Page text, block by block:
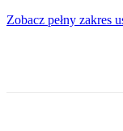
Zobacz pełny zakres